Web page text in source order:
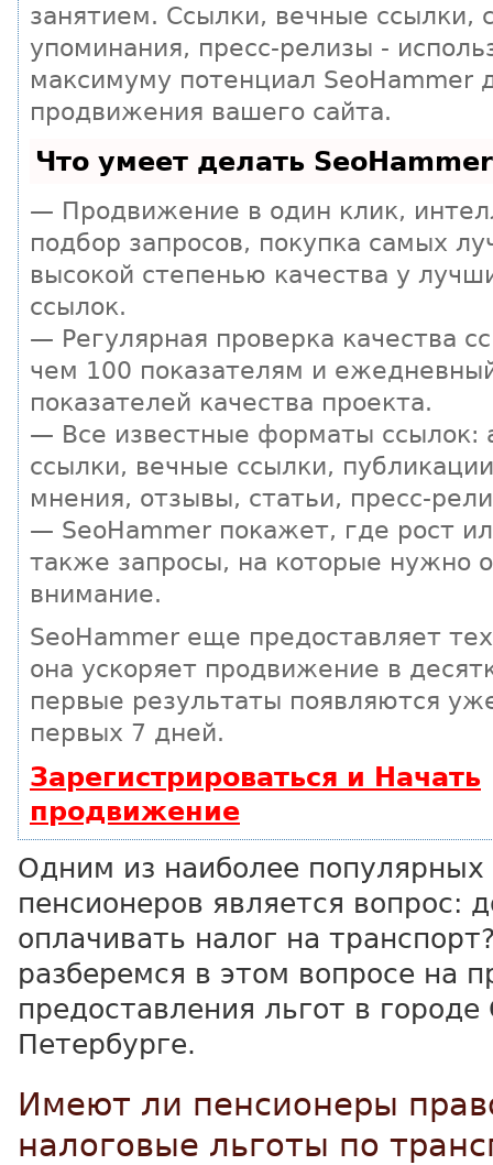
занятием. Ссылки, вечные ссылки,
упоминания, пресс-релизы -
максимуму потенциал SeoHammer
продвижения вашего сайта.
Что умеет делать SeoHammer
— Продвижение в один клик,
подбор запросов, покупка самых
высокой степенью качества у
ссылок.
— Регулярная проверка качества
чем 100 показателям и
показателей качества проекта.
— Все известные форматы ссылок:
ссылки, вечные ссылки,
мнения, отзывы, статьи, пресс-
— SeoHammer покажет, где рост
также запросы, на которые нужно
внимание.
SeoHammer еще предоставляет
она ускоряет продвижение в
первые результаты появляются
первых 7 дней.
Зарегистрироваться и Начать
продвижение
Одним из наиболее популярных
пенсионеров является вопрос:
оплачивать налог на
разберемся в этом вопросе на
предоставления льгот в городе
Петербурге.
Имеют ли пенсионеры
налоговые льготы по